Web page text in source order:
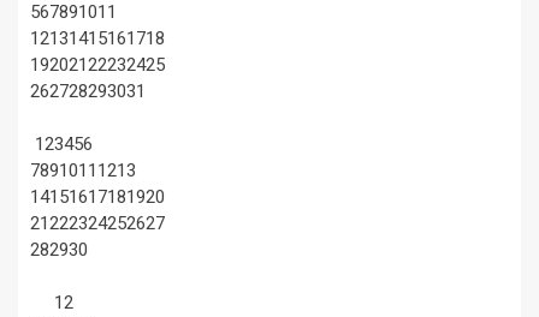
567891011
12131415161718
19202122232425
262728293031
123456
7891011 1213
14151617181920
21222324252627
282930
12